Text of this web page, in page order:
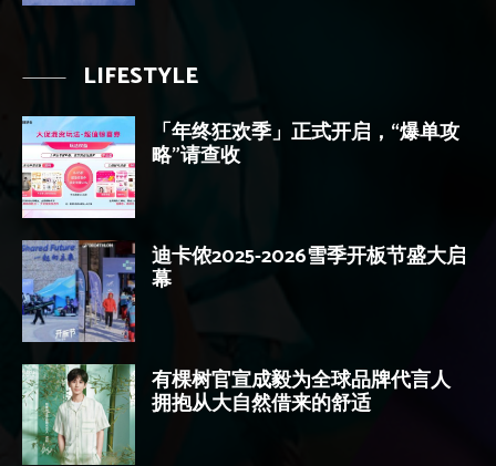
LIFESTYLE
「年终狂欢季」正式开启，“爆单攻
略”请查收
迪卡侬2025-2026雪季开板节盛大启
幕
有棵树官宣成毅为全球品牌代言人
拥抱从大自然借来的舒适